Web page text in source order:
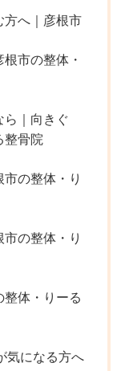
方へ｜彦根市
市の整体・
ら｜向きぐ
整骨院
の整体・り
の整体・り
体・りーる
気になる方へ